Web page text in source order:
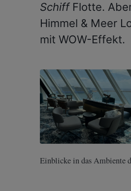
SchiffFlotte.
Himmel & Meer
mit WOW-Effekt.
Einblicke in das Ambiente